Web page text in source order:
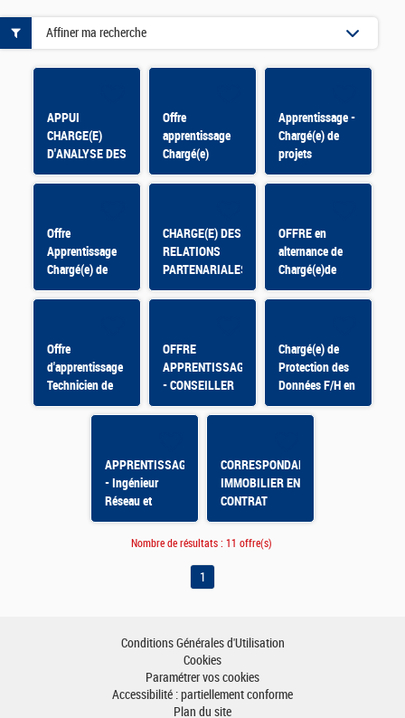
APPUI
CHARGE(E)
D'ANALYSE DES
DONNEES DE
APPRENTISSAGE
Offre
apprentissage
Chargé(e)
d'appui aux
déontologie F/H
Apprentissage -
Chargé(e) de
projets
Offre
Apprentissage
Chargé(e) de
mission –
l'emploi F/H
CHARGE(E) DES
RELATIONS
PARTENARIALES
- En contrat
OFFRE en
alternance de
Chargé(e)de
Communication
Offre
d'apprentissage
Technicien de
fabrication,
d'édition et de
OFFRE
APPRENTISSAGE
- CONSEILLER
RELATION
ENTREPRISE -
Chargé(e) de
Protection des
Données F/H en
APPRENTISSAGE
APPRENTISSAGE
- Ingénieur
Réseau et
sécurité F/H
CORRESPONDANT
IMMOBILIER EN
CONTRAT
D'APPRENTISSAGE
Affiner ma recherche
Nombre de résultats : 11 offre(s)
1
Conditions Générales d'Utilisation
Cookies
Paramétrer vos cookies
Accessibilité : partiellement conforme
Plan du site